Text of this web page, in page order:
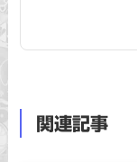
関連記事